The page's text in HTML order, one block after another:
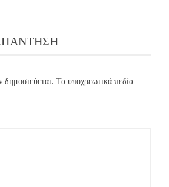
Τα υποχρεωτικά πεδία